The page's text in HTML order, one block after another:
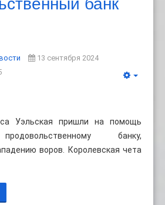
13 сентября 2024
Уэльская пришли на помощь
банку,
воров. Королевская чета